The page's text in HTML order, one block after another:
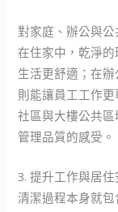
對家庭、辦公與
在住家中，乾淨
生活更舒適；在
則能讓員工工作
社區與大樓公共
管理品質的感受。
3. 提升工作與居
清潔過程本身就